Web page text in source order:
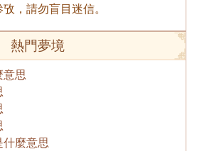
，請勿盲目迷信。
熱門夢境
意思
麼意思